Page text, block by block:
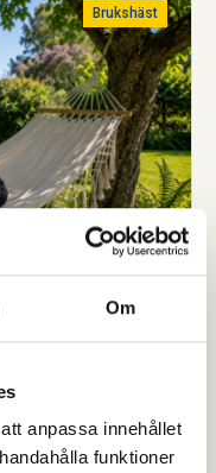
Om
anpassa innehållet
funktioner
Brukshäst
i